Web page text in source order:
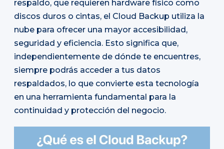
respaldo, que requieren hardware físico como
discos duros o cintas, el Cloud Backup utiliza la
nube para ofrecer una mayor accesibilidad,
seguridad y eficiencia. Esto significa que,
independientemente de dónde te encuentres,
siempre podrás acceder a tus datos
respaldados, lo que convierte esta tecnología
en una herramienta fundamental para la
continuidad y protección del negocio.